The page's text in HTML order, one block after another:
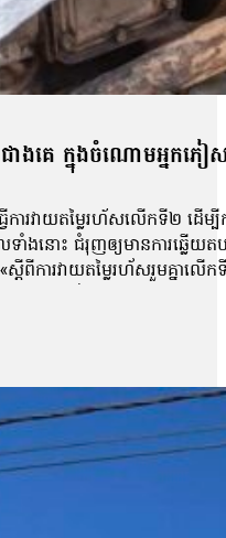
ជាងគេ ក្នុងចំណោមអ្នកភៀ
វើការវាយតម្លៃរហ័សលើកទី២
ាលទាំងនោះ ជំរុញឲ្យមានការ
តីពីការវាយតម្លៃរហ័សរួមគ្នាលើ
ភាពកម្ពុជា ដើម្បីគាំទ្រដល់កា
ង អាកាសធាតុថាសុខភាពរបស់
ោយសារកន្លែងស្នាក់នៅ និងទី
រគាំទ្របន្ទាន់។ លោកលើកឡើងថ
នូវសាលាបណ្ដោះអាសន្ន។ ប៉ុន្ដ
ពេលសិក្សា ការងារនេះគឺអាច